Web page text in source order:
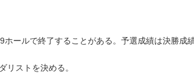
ールで終了することがある。予選成績は決勝成
リストを決める。